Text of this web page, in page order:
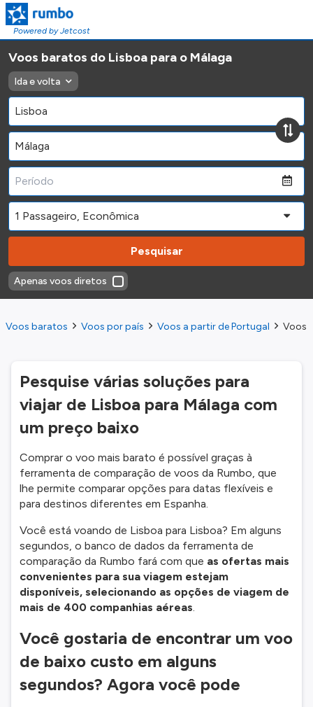
Powered by Jetcost
Voos baratos do Lisboa para o Málaga
Ida e volta
Pesquisar
Apenas voos diretos
Voos baratos Voos por país Voos a partir de Portugal Voos
Pesquise várias soluções para
viajar de Lisboa para Málaga com
um preço baixo
Comprar o voo mais barato é possível graças à
ferramenta de comparação de voos da Rumbo, que
lhe permite comparar opções para datas flexíveis e
para destinos diferentes em Espanha.
Você está voando de Lisboa para Lisboa? Em alguns
segundos, o banco de dados da ferramenta de
comparação da Rumbo fará com que as ofertas mais
convenientes para sua viagem estejam
disponíveis, selecionando as opções de viagem de
mais de 400 companhias aéreas.
Você gostaria de encontrar um voo
de baixo custo em alguns
segundos? Agora você pode